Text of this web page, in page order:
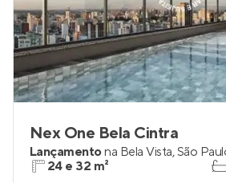
Nex One Bela Cintra
Lançamentona Bela Vista,São
24 e 32 m²